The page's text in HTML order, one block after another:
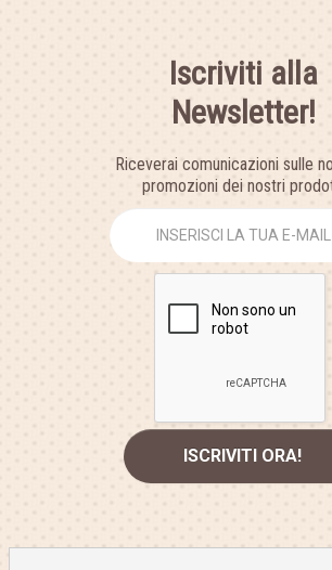
Iscriviti alla
Newsletter!
Riceverai comunicazioni sulle
promozioni dei nostri